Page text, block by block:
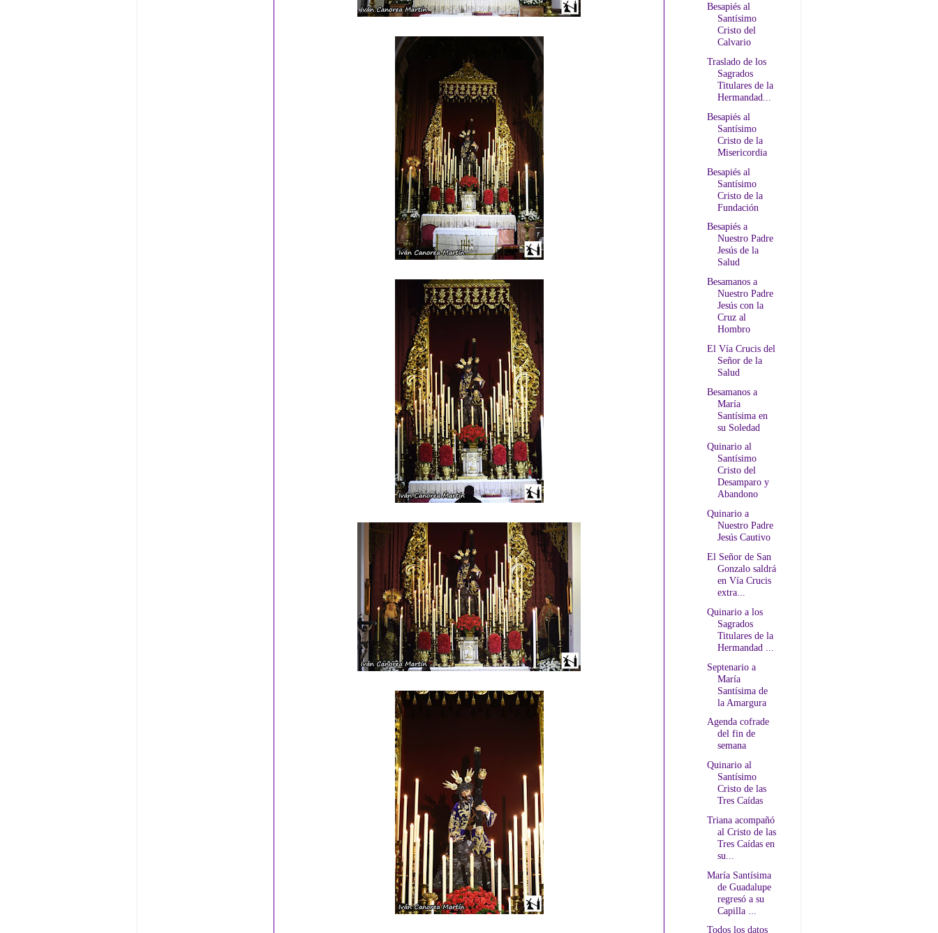
Besapiés al
Santísimo
Cristo del
Calvario
Traslado de los
Sagrados
Titulares de la
Hermandad...
Besapiés al
Santísimo
Cristo de la
Misericordia
Besapiés al
Santísimo
Cristo de la
Fundación
Besapiés a
Nuestro Padre
Jesús de la
Salud
Besamanos a
Nuestro Padre
Jesús con la
Cruz al
Hombro
El Vía Crucis del
Señor de la
Salud
Besamanos a
María
Santísima en
su Soledad
Quinario al
Santísimo
Cristo del
Desamparo y
Abandono
Quinario a
Nuestro Padre
Jesús Cautivo
El Señor de San
Gonzalo saldrá
en Vía Crucis
extra...
Quinario a los
Sagrados
Titulares de la
Hermandad ...
Septenario a
María
Santísima de
la Amargura
Agenda cofrade
del fin de
semana
Quinario al
Santísimo
Cristo de las
Tres Caídas
Triana acompañó
al Cristo de las
Tres Caídas en
su...
María Santísima
de Guadalupe
regresó a su
Capilla ...
Todos los datos